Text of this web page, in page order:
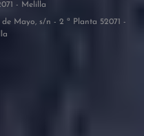
- Melilla
de Mayo, s/n - 2 ª Planta 52071 -